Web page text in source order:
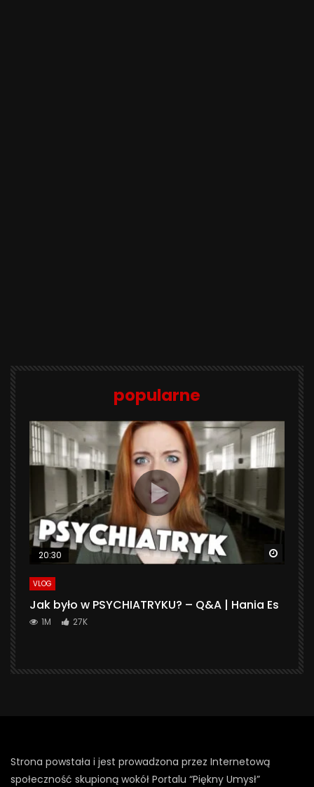
popularne
20:30
VLOG
Jak było w PSYCHIATRYKU? – Q&A | Hania Es
1M 27K
Strona powstała i jest prowadzona przez Internetową
społeczność skupioną wokół Portalu “Piękny Umysł”